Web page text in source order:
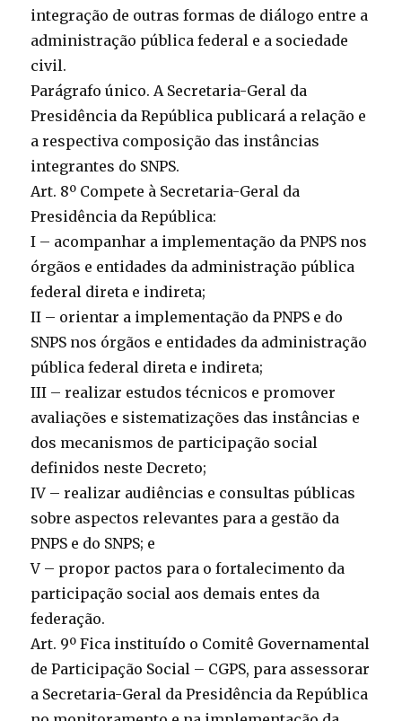
integração de outras formas de diálogo entre a
administração pública federal e a sociedade
civil.
Parágrafo único. A Secretaria-Geral da
Presidência da República publicará a relação e
a respectiva composição das instâncias
integrantes do SNPS.
Art. 8º Compete à Secretaria-Geral da
Presidência da República:
I – acompanhar a implementação da PNPS nos
órgãos e entidades da administração pública
federal direta e indireta;
II – orientar a implementação da PNPS e do
SNPS nos órgãos e entidades da administração
pública federal direta e indireta;
III – realizar estudos técnicos e promover
avaliações e sistematizações das instâncias e
dos mecanismos de participação social
definidos neste Decreto;
IV – realizar audiências e consultas públicas
sobre aspectos relevantes para a gestão da
PNPS e do SNPS; e
V – propor pactos para o fortalecimento da
participação social aos demais entes da
federação.
Art. 9º Fica instituído o Comitê Governamental
de Participação Social – CGPS, para assessorar
a Secretaria-Geral da Presidência da República